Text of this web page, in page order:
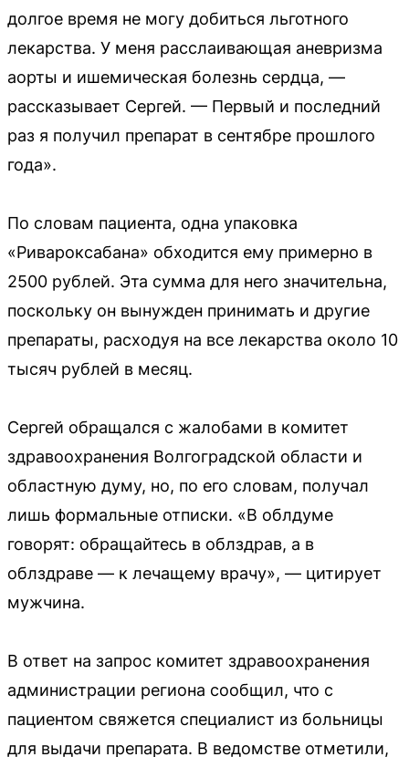
долгое время не могу добиться льготного
лекарства. У меня расслаивающая аневризма
аорты и ишемическая болезнь сердца, —
рассказывает Сергей. — Первый и последний
раз я получил препарат в сентябре прошлого
года».
По словам пациента, одна упаковка
«Ривароксабана» обходится ему примерно в
2500 рублей. Эта сумма для него значительна,
поскольку он вынужден принимать и другие
препараты, расходуя на все лекарства около 10
тысяч рублей в месяц.
Сергей обращался с жалобами в комитет
здравоохранения Волгоградской области и
областную думу, но, по его словам, получал
лишь формальные отписки. «В облдуме
говорят: обращайтесь в облздрав, а в
облздраве — к лечащему врачу», — цитирует
мужчина.
В ответ на запрос комитет здравоохранения
администрации региона сообщил, что с
пациентом свяжется специалист из больницы
для выдачи препарата. В ведомстве отметили,